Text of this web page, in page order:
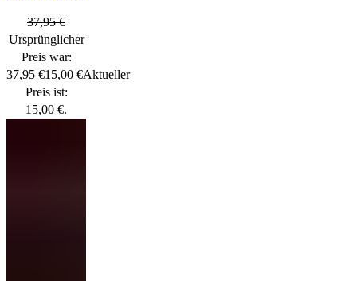
37,95€
Ursprünglicher
Preis war:
37,95 €15,00 €Aktueller
Preis ist:
15,00 €.